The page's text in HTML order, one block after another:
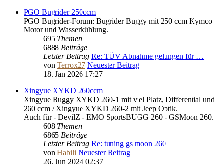
PGO Bugrider 250ccm
PGO Bugrider-Forum: Bugrider Buggy mit 250 ccm Kymco
Motor und Wasserkühlung.
695 Themen
6888 Beiträge
Letzter Beitrag Re: TÜV Abnahme gelungen für …
von Terrox27 Neuester Beitrag
18. Jan 2026 17:27
Xingyue XYKD 260ccm
Xingyue Buggy XYKD 260-1 mit viel Platz, Differential und
260 ccm / Xingyue XYKD 260-2 mit Jeep Optik.
Auch für - DevilZ - EMO SportsBUGG 260 - GSMoon 260.
608 Themen
6865 Beiträge
Letzter Beitrag Re: tuning gs moon 260
von Habili Neuester Beitrag
26. Jun 2024 02:37